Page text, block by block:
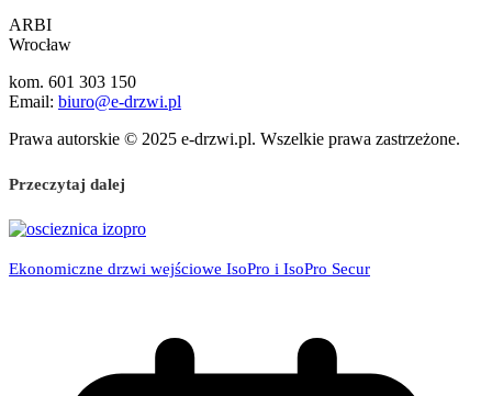
ARBI
Wrocław
kom. 601 303 150
Email: biuro@e-drzwi.pl
Prawa autorskie © 2025 e-drzwi.pl. Wszelkie prawa zastrzeżone.
Przeczytaj dalej
Ekonomiczne drzwi wejściowe IsoPro i IsoPro Secur